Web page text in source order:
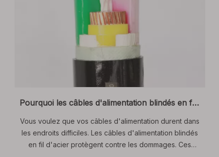
Pourquoi les câbles d'alimentation blindés en fil d'acier sont idéaux pour les environnements industriels et extérieurs difficiles
Vous voulez que vos câbles d'alimentation durent dans
les endroits difficiles. Les câbles d'alimentation blindés
en fil d'acier protègent contre les dommages. Ces